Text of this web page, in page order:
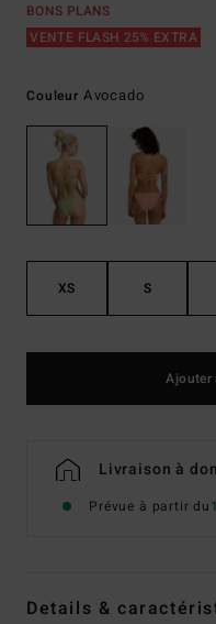
BONS PLANS
VENTE FLASH 25% EXTRA
Couleur Avocado
XS S
Ajouter
Livraison à
Prévue à partir du
Details &